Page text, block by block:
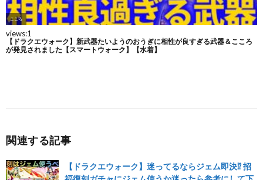
関連する記事
【ドラクエウォーク】迷ってるならジェム即決⁉︎ 招